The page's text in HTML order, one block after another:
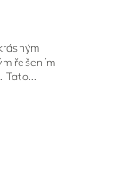
řešením